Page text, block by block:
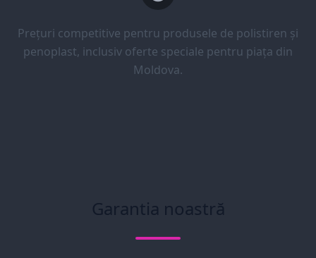
Prețuri competitive pentru produsele de polistiren și
penoplast, inclusiv oferte speciale pentru piața din
Moldova.
Garantia noastră